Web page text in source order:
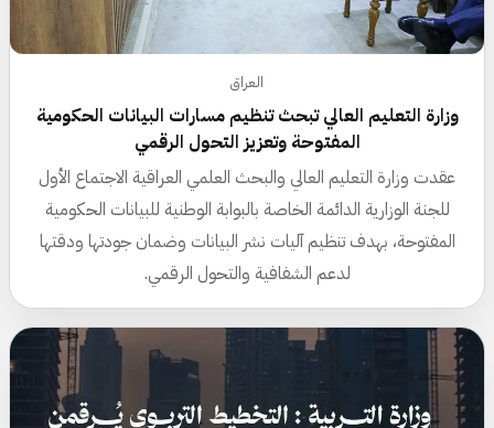
العراق
وزارة التعليم العالي تبحث تنظيم مسارات البيانات الحكومية
المفتوحة وتعزيز التحول الرقمي
عقدت وزارة التعليم العالي والبحث العلمي العراقية الاجتماع الأول
للجنة الوزارية الدائمة الخاصة بالبوابة الوطنية للبيانات الحكومية
المفتوحة، بهدف تنظيم آليات نشر البيانات وضمان جودتها ودقتها
لدعم الشفافية والتحول الرقمي.